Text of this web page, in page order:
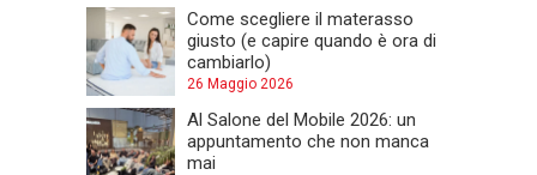
Come scegliere il materasso
giusto (e capire quando è ora di
cambiarlo)
26 Maggio 2026
Al Salone del Mobile 2026: un
appuntamento che non manca
mai